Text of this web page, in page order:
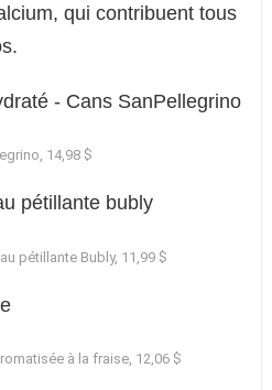
qui contribuent tous
14,98 $
pétillante Bubly, 11,99 $
à la fraise, 12,06 $